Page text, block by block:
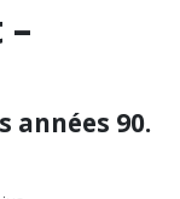
années 90.